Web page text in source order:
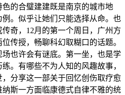
的合璧建建既是南京的城市地
。似乎让她们只能选择从命。也
奇，12月的第一个周日，广州方
传授，畅聊科幻取糊口的话题。
也许会有谜底。第一坐，也是学
。有哪些不为人知的风趣故事，
，分享这一部关于回忆创伤取疗愈
斯一方面临康德式自律不雅的统